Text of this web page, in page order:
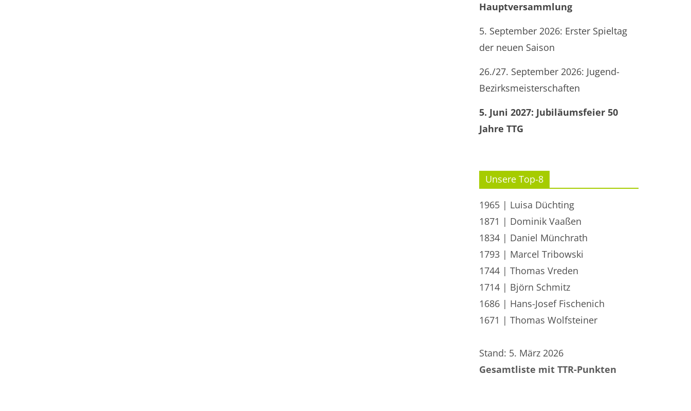
Hauptversammlung
5. September 2026: Erster Spieltag
der neuen Saison
26./27. September 2026: Jugend-
Bezirksmeisterschaften
5. Juni 2027: Jubiläumsfeier 50
Jahre TTG
Unsere Top-8
1965 | Luisa Düchting
1871 | Dominik Vaaßen
1834 | Daniel Münchrath
1793 | Marcel Tribowski
1744 | Thomas Vreden
1714 | Björn Schmitz
1686 | Hans-Josef Fischenich
1671 | Thomas Wolfsteiner
Stand: 5. März 2026
Gesamtliste mit TTR-Punkten